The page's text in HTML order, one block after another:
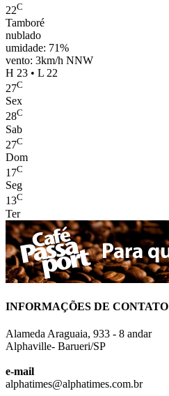
22C
Tamboré
nublado
umidade: 71%
vento: 3km/h NNW
H 23 • L 22
27C
Sex
28C
Sab
27C
Dom
17C
Seg
13C
Ter
INFORMAÇÕES DE CONTATO
Alameda Araguaia, 933 - 8 andar
Alphaville- Barueri/SP
e-mail
alphatimes@alphatimes.com.br